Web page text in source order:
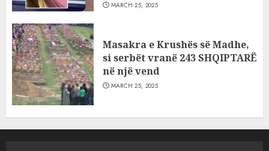
MARCH 25, 2025
Masakra e Krushës së Madhe,
si serbët vranë 243 SHQIPTARË
në një vend
MARCH 25, 2025